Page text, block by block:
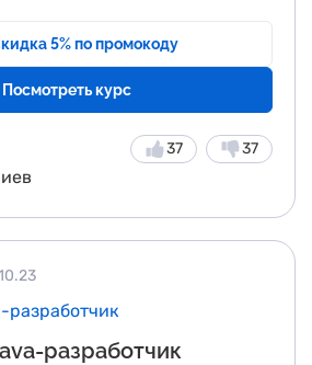
того, что раньше профессия
темой. Курс по
сфере и новым
познакомиться с этой
не знал чем отличаются
звезды5% по промокоду
Посмотреть курс
37
37
разработчик